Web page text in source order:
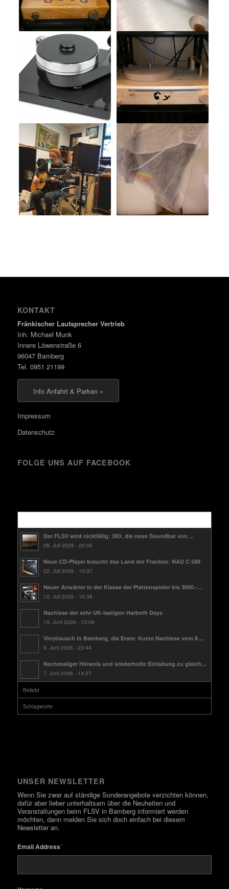
KONTAKT
Fränkischer Lautsprecher Vertrieb
Inh. Michael Munk
Innere Löwenstraße 6
96047 Bamberg
Tel. 0951 21199
Info Anfahrt & Parken »
Impressum
Datenschutz
FOLGE UNS AUF FACEBOOK
Der FLSV wird rückfällig: XIO, die neue Soundbar von ...
28. Juli 2026 - 20:00
Neue CD-Player braucht das Land der Franken: NAD C 589
22. Juli 2026 - 10:37
Neuer Anwärter in der Klasse der Plattenspieler bis 3000.-...
12. Juli 2026 - 16:38
Nachlese der sehr UK-lastigen Harbeth Days
15. Juni 2026 - 13:06
Vinylrausch in Bamberg, die Erste: Kurze Nachlese vom 8....
9. Juni 2026 - 23:44
Nochmaliger Hinweis und wiederholte Einladung zu gleich...
7. Juni 2026 - 14:27
Beliebt
Schlagworte
UNSER NEWSLETTER
Wenn Sie zwar auf ständige Sonderangebote verzichten können,
dafür aber lieber unterhaltsam über die Neuheiten und
Veranstaltungen beim FLSV in Bamberg informiert werden
möchten, dann melden Sie sich doch einfach bei diesem
Newsletter an.
Email Address*